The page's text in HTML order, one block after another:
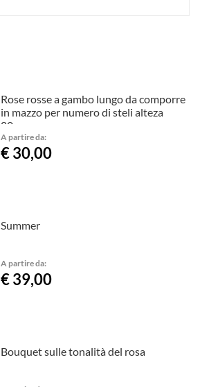
Rose rosse a gambo lungo da comporre
in mazzo per numero di steli alteza
80cm
A partire da:
€ 30,00
Summer
A partire da:
€ 39,00
Bouquet sulle tonalità del rosa